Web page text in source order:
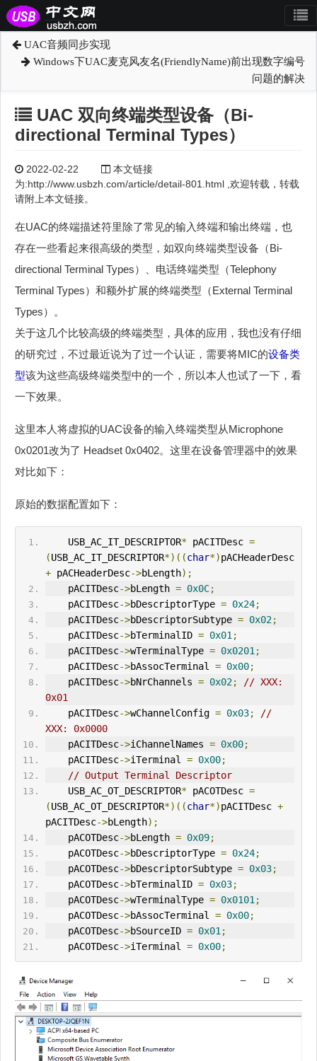
UAC音频同步实现
Windows下UAC麦克风友名(FriendlyName)前出现数字编号
问题的解决
UAC 双向终端类型设备（Bi-
directional Terminal Types）
2022-02-22
本文链接
为:http://www.usbzh.com/article/detail-801.html ,欢迎转载，转载
请附上本文链接。
在UAC的终端描述符里除了常见的输入终端和输出终端，也
存在一些看起来很高级的类型，如双向终端类型设备（Bi-
directional Terminal Types）、电话终端类型（Telephony
Terminal Types）和额外扩展的终端类型（External Terminal
Types）。
关于这几个比较高级的终端类型，具体的应用，我也没有仔细
的研究过，不过最近说为了过一个认证，需要将MIC的设备类
型该为这些高级终端类型中的一个，所以本人也试了一下，看
一下效果。
这里本人将虚拟的UAC设备的输入终端类型从Microphone
0x0201改为了 Headset 0x0402。这里在设备管理器中的效果
对比如下：
原始的数据配置如下：
    USB_AC_IT_DESCRIPTOR
* pACITDesc =
(USB_AC_IT_DESCRIPTOR*)((char*)
pACHeaderDesc
+ pACHeaderDesc->bLength);
    pACITDesc
->bLength = 0x0C;
    pACITDesc
->bDescriptorType = 0x24;
    pACITDesc
->bDescriptorSubtype = 0x02;
    pACITDesc
->bTerminalID = 0x01 ;
    pACITDesc
->wTerminalType = 0x0201 ;
    pACITDesc
->bAssocTerminal = 0x00;
    pACITDesc
->bNrChannels = 0x02;
// XXX:
0x01
    pACITDesc
->wChannelConfig = 0x03;
//
XXX: 0x0000
    pACITDesc
->iChannelNames = 0x00;
    pACITDesc
->iTerminal = 0x00;
// Output Terminal Descriptor
    USB_AC_OT_DESCRIPTOR
* pACOTDesc =
(USB_AC_OT_DESCRIPTOR*)((char*)pACITDesc +
pACITDesc->bLength);
    pACOTDesc
->bLength = 0x09;
    pACOTDesc
->bDescriptorType = 0x24;
    pACOTDesc
->bDescriptorSubtype = 0x03;
    pACOTDesc
->bTerminalID = 0x03;
    pACOTDesc
->wTerminalType = 0x0101 ;
    pACOTDesc
->bAssocTerminal = 0x00;
    pACOTDesc
->bSourceID = 0x01 ;
    pACOTDesc
->iTerminal = 0x00;